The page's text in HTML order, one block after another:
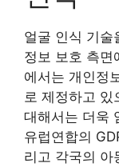
얼굴 인식 기술
정보 보호 측면
에서는 개인정
로 제정하고
대해서는 더욱
유럽연합의
리고 각국의 아